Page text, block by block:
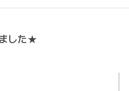
した★